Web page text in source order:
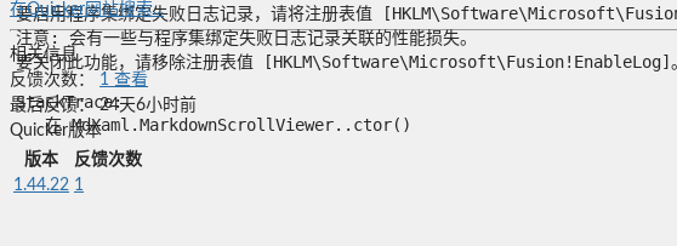
要启用程序集绑定失败日志记录，请将注册表值
注意: 会有一些与程序集绑定失败日志记录关联的性能损失。
要关闭此功能，请移除注册表值 [HKLM\Software\Microsoft\Fusion!EnableLog]。
StackTrace:
   在 MdXaml.MarkdownScrollViewer..ctor()
在Quicker网站搜索...
相关信息
反馈次数：
1 查看
最后反馈： 24天6小时前
Quicker版本
版本
反馈次数
1.44.22 1